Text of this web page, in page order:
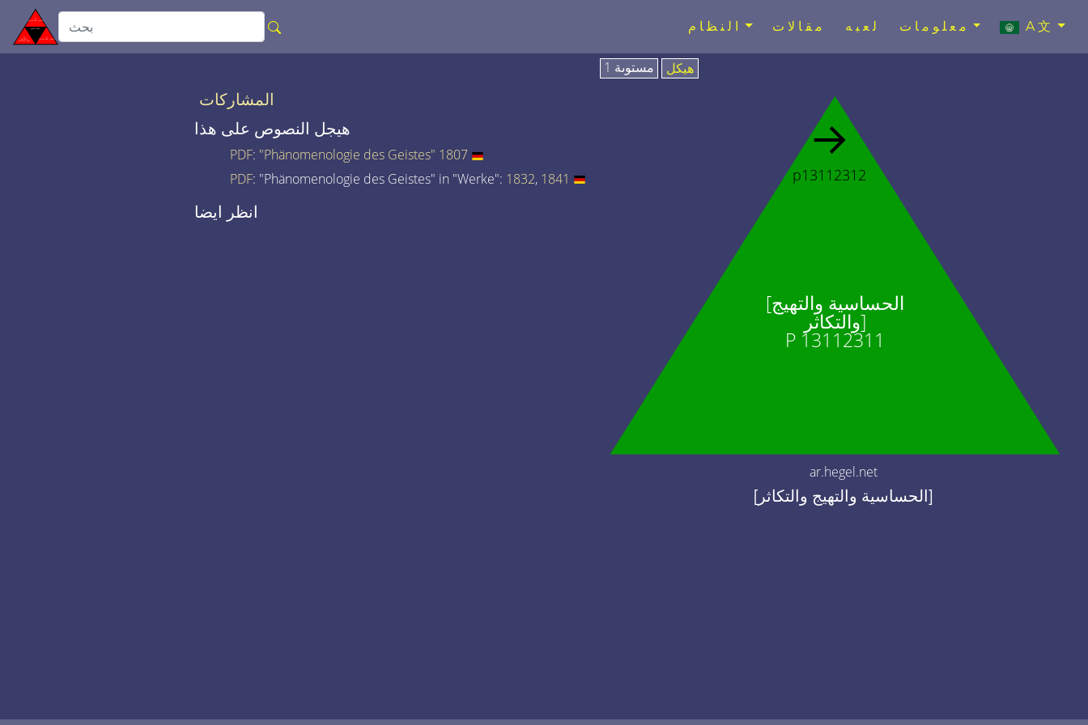
النظام مقالات لعبه معلومات A文
مستوىة 1 هيكل
[الحساسية والتهيج
والتكاثر]
P 13112311
→
p13112312
ar.hegel.net
[الحساسية والتهيج والتكاثر]
المشاركات
هيجل النصوص على هذا
PDF: "Phänomenologie des Geistes" 1807
PDF: "Phänomenologie des Geistes" in "Werke": 1832, 1841
انظر ايضا